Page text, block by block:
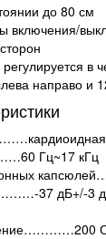
до 80 см
включения/
в
направо и
Гц~17 кГц
37 дБ+/-3